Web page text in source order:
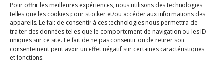
Pour offrir les meilleures expériences, nous utilisons des technologies
telles que les cookies pour stocker et/ou accéder aux informations des
appareils. Le fait de consentir à ces technologies nous permettra de
traiter des données telles que le comportement de navigation ou les ID
uniques sur ce site. Le fait de ne pas consentir ou de retirer son
consentement peut avoir un effet négatif sur certaines caractéristiques
et fonctions.